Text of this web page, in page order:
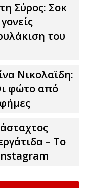
Σύρος: Σoκ
του
Νικολαϊδη:
φώτο από
– Το